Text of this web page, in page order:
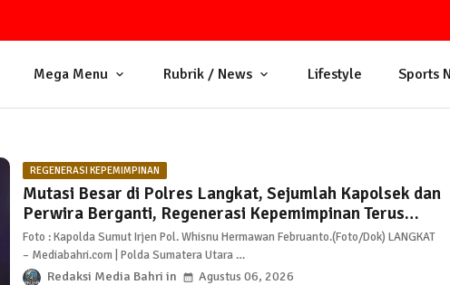
Mega Menu Rubrik / News Lifestyle Sports
REGENERASI KEPEMIMPINAN
Mutasi Besar di Polres Langkat, Sejumlah Kapolsek dan
Perwira Berganti, Regenerasi Kepemimpinan Terus
Bergulir
Foto : Kapolda Sumut Irjen Pol. Whisnu Hermawan Februanto.(Foto/Dok) LANGKAT
– Mediabahri.com | Polda Sumatera Utara …
Redaksi Media Bahri Agustus 06, 2026